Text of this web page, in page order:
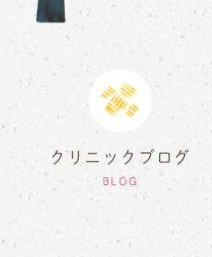
クリニックブログ
BLOG